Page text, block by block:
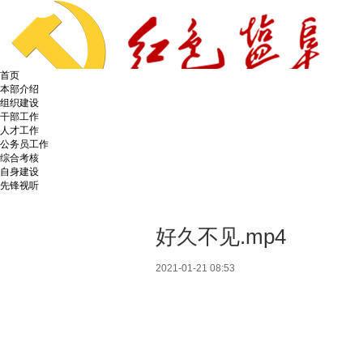
首页
本部介绍
组织建设
干部工作
人才工作
公务员工作
综合考核
自身建设
先锋视听
好久不见.mp4
2021-01-21 08:53